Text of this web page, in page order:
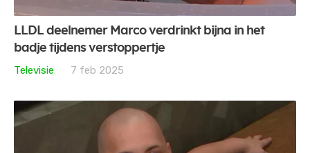
LLDL deelnemer Marco verdrinkt bijna in het
badje tijdens verstoppertje
Televisie
7 feb 2025